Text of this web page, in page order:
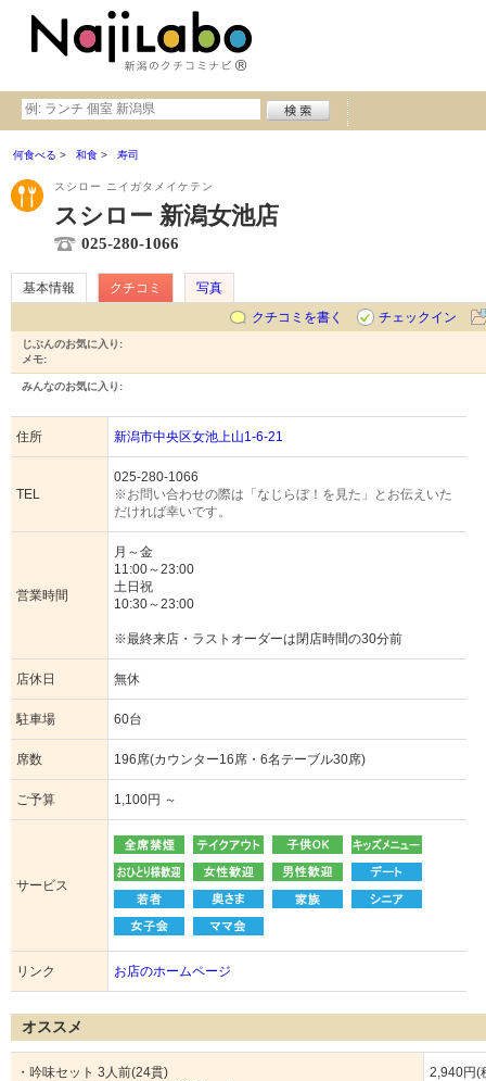
何食べる 和食 寿司
スシロー ニイガタメイケテン
スシロー 新潟女池店
025-280-1066
基本情報 クチコミ
写真
クチコミを書く
チェックイン
じぶんのお気に入り:
メモ:
みんなのお気に入り:
住所 新潟市中央区女池上山1-6-21
TEL
025-280-1066
※お問い合わせの際は「なじらぼ！を見た」とお伝えいた
だければ幸いです。
営業時間
月～金
11:00～23:00
土日祝
10:30～23:00
※最終来店・ラストオーダーは閉店時間の30分前
店休日 無休
駐車場 60台
席数 196席(カウンター16席・6名テーブル30席)
ご予算 1,100円 ～
サービス
リンク お店のホームページ
オススメ
・吟味セット 3人前(24貫)
2,940円(